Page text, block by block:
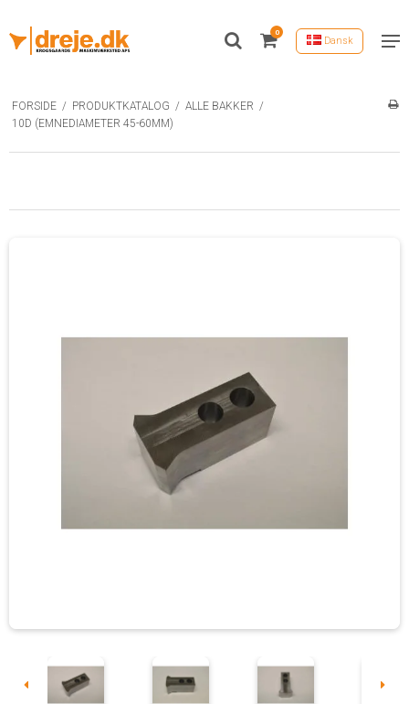
0
Dansk
FORSIDE / PRODUKTKATALOG / ALLE BAKKER /
10D (EMNEDIAMETER 45-60MM)